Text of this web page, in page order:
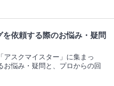
依頼する際のお悩み・疑問
アスクマイスター」に集まっ
お悩み・疑問と、プロからの回